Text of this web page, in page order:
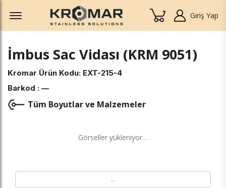
Offcanvas Menu Open
Giriş Yap
İmbus Sac Vidası (KRM 9051)
Kromar Ürün Kodu: EXT-215-4
Barkod : —
Tüm Boyutlar ve Malzemeler
Görseller yükleniyor…
…